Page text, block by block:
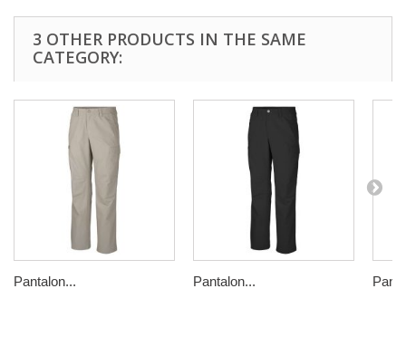
3 OTHER PRODUCTS IN THE SAME
CATEGORY:
Pantalon... Pantalon...